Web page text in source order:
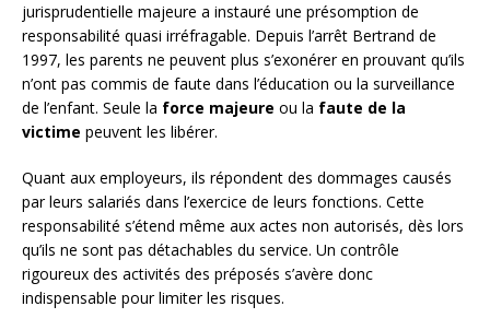
jurisprudentielle majeure a instauré une présomption de
responsabilité quasi irréfragable. Depuis l’arrêt Bertrand de
1997, les parents ne peuvent plus s’exonérer en prouvant qu’ils
n’ont pas commis de faute dans l’éducation ou la surveillance
de l’enfant. Seule la force majeure ou la faute de la
victime peuvent les libérer.
Quant aux employeurs, ils répondent des dommages causés
par leurs salariés dans l’exercice de leurs fonctions. Cette
responsabilité s’étend même aux actes non autorisés, dès lors
qu’ils ne sont pas détachables du service. Un contrôle
rigoureux des activités des préposés s’avère donc
indispensable pour limiter les risques.